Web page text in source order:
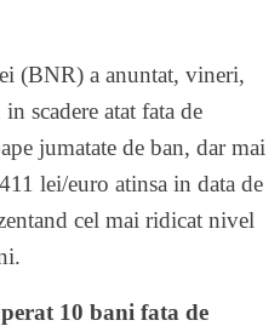
(BNR) a anuntat, vineri,
scadere atat fata de
jumatate de ban, dar mai
lei/euro atinsa in data de
cel mai ridicat nivel
10 bani fata de